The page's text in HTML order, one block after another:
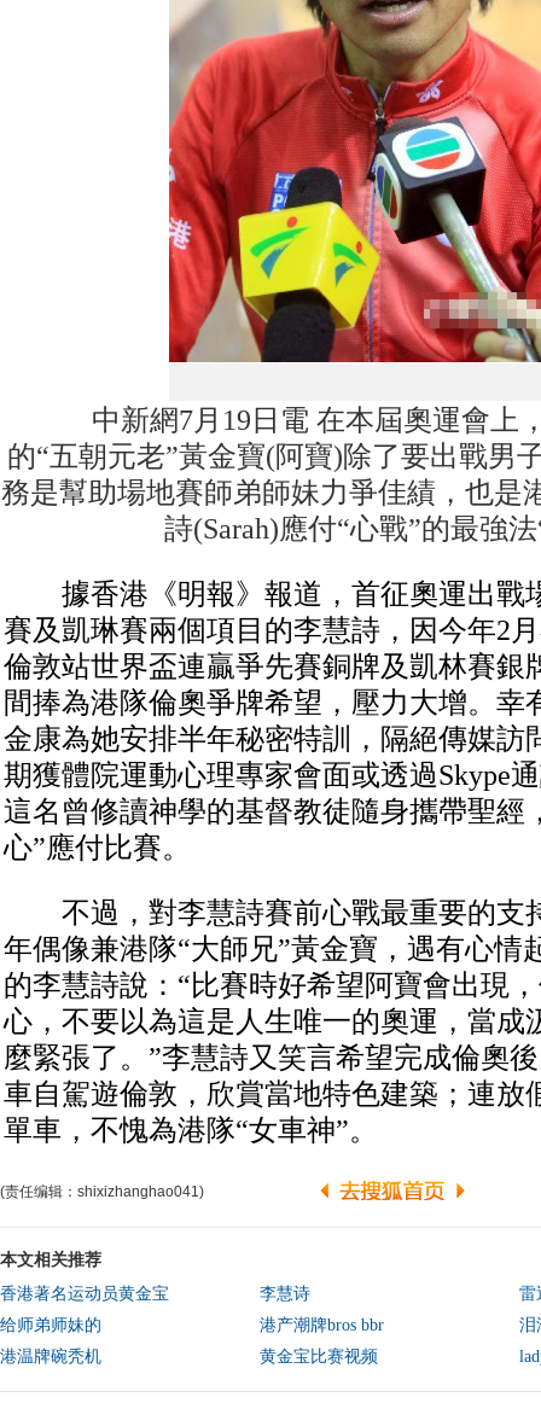
中新網7月19日電 在本屆奧運會上
的“五朝元老”黃金寶(阿寶)除了要出戰男
務是幫助場地賽師弟師妹力爭佳績，也是
詩(Sarah)應付“心戰”的最強
據香港《明報》報道，首征奧運出戰
賽及凱琳賽兩個項目的李慧詩，因今年2
倫敦站世界盃連贏爭先賽銅牌及凱林賽銀
間捧為港隊倫奧爭牌希望，壓力大增。幸
金康為她安排半年秘密特訓，隔絕傳媒訪
期獲體院運動心理專家會面或透過Skype
這名曾修讀神學的基督教徒隨身攜帶聖經
心”應付比賽。
不過，對李慧詩賽前心戰最重要的支
年偶像兼港隊“大師兄”黃金寶，遇有心情
的李慧詩說：“比賽時好希望阿寶會出現
心，不要以為這是人生唯一的奧運，當成
麼緊張了。”李慧詩又笑言希望完成倫奧
車自駕遊倫敦，欣賞當地特色建築；連放
單車，不愧為港隊“女車神”。
(责任编辑：shixizhanghao041)
本文相关推荐
香港著名运动员黄金宝
李慧诗
雷
给师弟师妹的
港产潮牌bros bbr
泪
港温牌碗秃机
黄金宝比赛视频